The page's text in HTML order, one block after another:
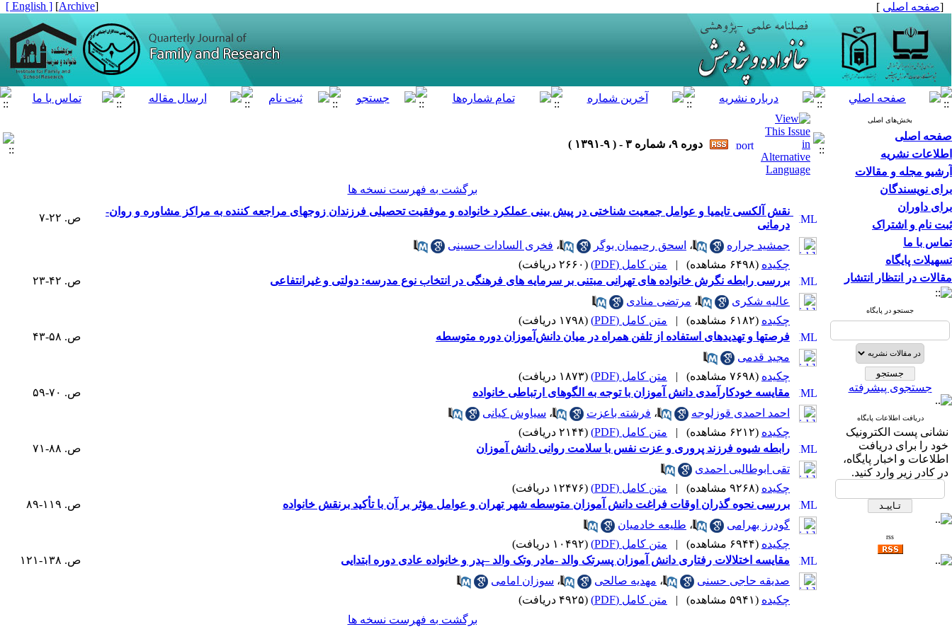
[صفحه اصلی ]
[
Archive
]
[ English ]
بخش‌های اصلی
صفحه اصلی
اطلاعات نشریه
آرشیو مجله و مقالات
برای نویسندگان
برای داوران
ثبت نام و اشتراک
تماس با ما
تسهیلات پایگاه
مقالات در انتظار انتشار
جستجو در پایگاه
جستجوی پیشرفته
دریافت اطلاعات پایگاه
نشانی پست الکترونیک
خود را برای دریافت
اطلاعات و اخبار پایگاه،
در کادر زیر وارد کنید.
rss
دوره ۹، شماره ۳ - ( ۹-۱۳۹۱ )
برگشت به فهرست نسخه ها
نقش آلکسی تایمیا و عوامل جمعیت شناختی در پیش بینی عملکرد خانواده و موفقیت تحصیلی فرزندان زوجهای مراجعه کننده به مراکز مشاوره و روان­
درمانی
ص. ۲۲-۷
جمشید جراره ، اسحق رحیمیان بوگر ، فخری السادات حسینی
چکیده (۶۴۹۸ مشاهده) | متن کامل (PDF)
(۲۶۶۰ دریافت)
بررسی رابطه نگرش خانواده های تهرانی مبتنی بر سرمایه های فرهنگی در انتخاب نوع مدرسه: دولتی و غیرانتفاعی
ص. ۴۲-۲۳
عالیه شکری
، مرتضی منادی
چکیده (۶۱۸۲ مشاهده) | متن کامل (PDF)
(۱۷۹۸ دریافت)
فرصتها و تهدیدهای استفاده از تلفن همراه در میان دانش‌آموزان دوره متوسطه
ص. ۵۸-۴۳
مجید قدمی
چکیده (۷۶۹۸ مشاهده) | متن کامل (PDF)
(۱۸۷۳ دریافت)
مقایسه خودکارآمدی دانش آموزان با توجه به الگوهای ارتباطی خانواده
ص. ۷۰-۵۹
احمد احمدی قوزلوجه
، فرشته باعزت ، سیاوش کیانی
چکیده (۶۲۱۲ مشاهده) | متن کامل (PDF)
(۲۱۴۴ دریافت)
رابطه شیوه فرزند پروری و عزت نفس با سلامت روانی دانش آموزان
ص. ۸۸-۷۱
تقی ابوطالبی احمدی
چکیده (۹۲۶۸ مشاهده) | متن کامل (PDF)
(۱۲۴۷۶ دریافت)
بررسی نحوه گذران اوقات فراغت دانش آموزان متوسطه شهر تهران و عوامل مؤثر بر آن با تأکید برنقش خانواده
ص. ۱۱۹-۸۹
گودرز بهرامی
، طلیعه خادمیان
چکیده (۶۹۴۴ مشاهده) | متن کامل (PDF)
(۱۰۴۹۲ دریافت)
مقایسه اختلالات رفتاری دانش آموزان پسرتک والد -مادر وتک والد –پدر و خانواده عادی دوره ابتدایی
ص. ۱۳۸-۱۲۱
صدیقه حاجی حسنی
، مهدیه صالحی ، سوزان امامی
چکیده (۵۹۴۱ مشاهده) | متن کامل (PDF)
(۴۹۲۵ دریافت)
برگشت به فهرست نسخه ها